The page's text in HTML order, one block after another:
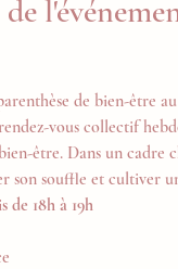
de bien-être
vous collectif
être. Dans un
son souffle et cultiver
de 18h à 19h